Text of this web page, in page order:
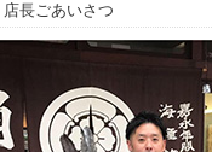
店長ごあいさつ